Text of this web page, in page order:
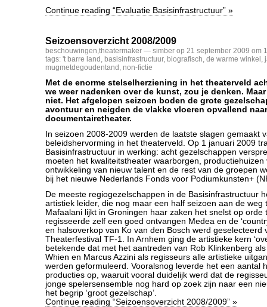
Continue reading “Evaluatie Basisinfrastructuur” »
Seizoensoverzicht 2008/2009
beschouwingen,theatermaker — simber op 21 september 2009 om
tags: 't barre land , basisinfrastructuur, biografisch, de warme winkel ,
mugmetdegoudentand , non-fictie
Met de enorme stelselherziening in het theaterveld
we weer nadenken over de kunst, zou je denken.
niet. Het afgelopen seizoen boden de grote
avontuur en neigden de vlakke vloeren opvallend
documentairetheater.
In seizoen 2008-2009 werden de laatste slagen gemaakt
beleidshervorming in het theaterveld. Op 1 januari 2009
Basisinfrastructuur in werking: acht gezelschappen
moeten het kwaliteitstheater waarborgen, productiehuizen
ontwikkeling van nieuw talent en de rest van de groepen
bij het nieuwe Nederlands Fonds voor Podiumkunsten+
De meeste regiogezelschappen in de Basisinfrastructuur
artistiek leider, die nog maar een half seizoen aan de weg
Mafaalani lijkt in Groningen haar zaken het snelst op orde
regisseerde zelf een goed ontvangen Medea en de
en halsoverkop van Ko van den Bosch werd geselecteerd
Theaterfestival TF-1. In Arnhem ging de artistieke kern
betekende dat met het aantreden van Rob Klinkenberg
Whien en Marcus Azzini als regisseurs alle artistieke
werden geformuleerd. Vooralsnog leverde het een aantal
producties op, waaruit vooral duidelijk werd dat de
jonge spelersensemble nog hard op zoek zijn naar een
het begrip ‘groot gezelschap’.
Continue reading “Seizoensoverzicht 2008/2009” »